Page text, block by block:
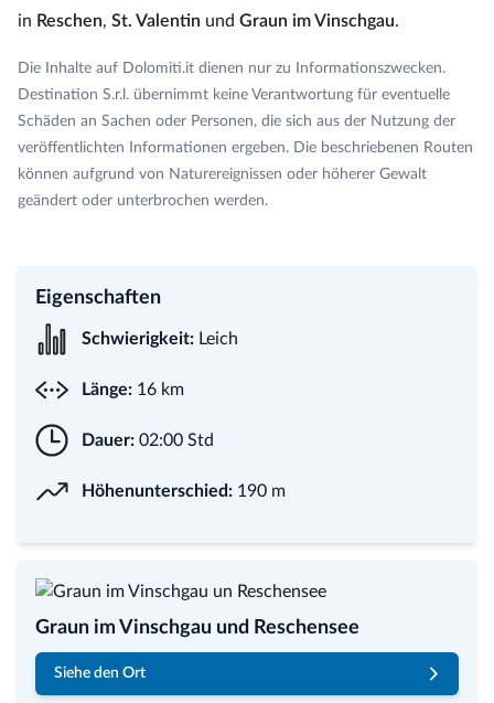
in Reschen, St. Valentin und Graun im Vinschgau.
Die Inhalte auf Dolomiti.it dienen nur zu Informationszwecken.
Destination S.r.l. übernimmt keine Verantwortung für eventuelle
Schäden an Sachen oder Personen, die sich aus der Nutzung der
veröffentlichten Informationen ergeben. Die beschriebenen Routen
können aufgrund von Naturereignissen oder höherer Gewalt
geändert oder unterbrochen werden.
Eigenschaften
Schwierigkeit: Leich
Länge: 16 km
Dauer: 02:00 Std
Höhenunterschied: 190 m
Graun im Vinschgau und Reschensee
Siehe den Ort